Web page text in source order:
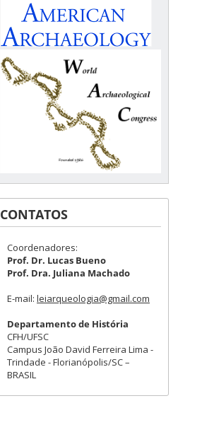
CONTATOS
Coordenadores:
Prof. Dr. Lucas Bueno
Prof. Dra. Juliana Machado
E-mail: leiarqueologia@gmail.com
Departamento de História
CFH/UFSC
Campus João David Ferreira Lima -
Trindade - Florianópolis/SC –
BRASIL